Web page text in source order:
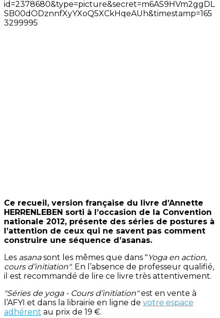
Ce recueil, version française du livre d’Annette
HERRENLEBEN sorti à l’occasion de la Convention
nationale 2012, présente des séries de postures à
l’attention de ceux qui ne savent pas comment
construire une séquence d’asanas.
Les asanasont les mêmes que dans " Yoga en action,
cours d’initiation". En l’absence de professeur qualifié,
il est recommandé de lire ce livre très attentivement.
"Séries de yoga - Cours d’initiation"est en vente à
l’AFYI et dans la librairie en ligne de votre espace
adhérent au prix de 19 €.